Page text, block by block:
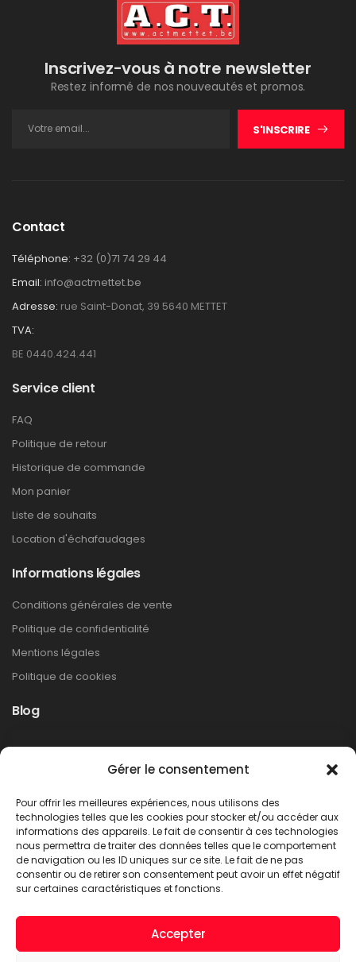
Gérer le consentement
Pour offrir les meilleures expériences, nous utilisons des
technologies telles que les cookies pour stocker et/ou accéder aux
informations des appareils. Le fait de consentir à ces technologies
nous permettra de traiter des données telles que le comportement
de navigation ou les ID uniques sur ce site. Le fait de ne pas
consentir ou de retirer son consentement peut avoir un effet négatif
sur certaines caractéristiques et fonctions.
Accepter
Inscrivez-vous à notre newsletter
Restez informé de nos nouveautés et promos.
S'INSCRIRE
Contact
Téléphone: +32 (0)71 74 29 44
Email: info@actmettet.be
Adresse: rue Saint-Donat, 39 5640 METTET
TVA:
BE 0440.424.441
Service client
FAQ
Politique de retour
Historique de commande
Mon panier
Liste de souhaits
Location d'échafaudages
Informations légales
Conditions générales de vente
Politique de confidentialité
Mentions légales
Politique de cookies
Blog
Non classé
LIRE PLUS